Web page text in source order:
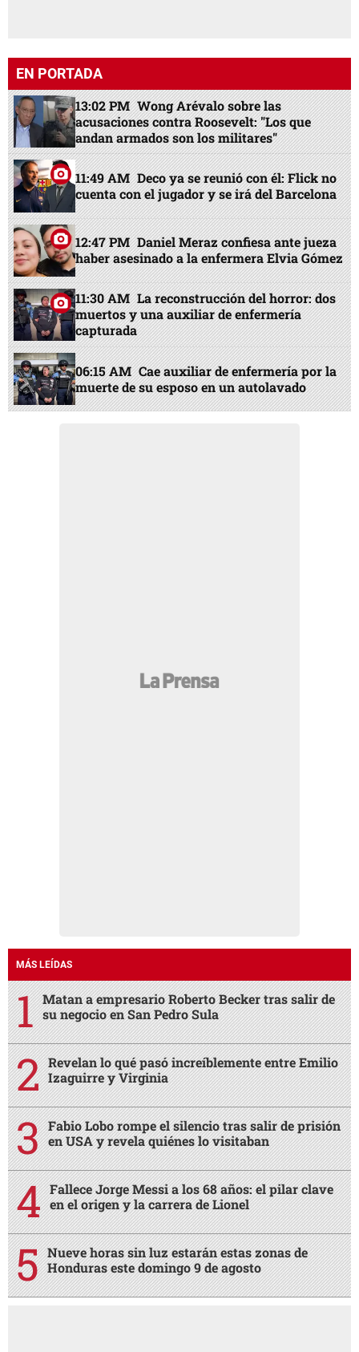
EN PORTADA
13:02 PM Wong Arévalo sobre las
acusaciones contra Roosevelt: "Los que
andan armados son los militares"
11:49 AM Deco ya se reunió con él: Flick no
cuenta con el jugador y se irá del Barcelona
12:47 PM Daniel Meraz confiesa ante jueza
haber asesinado a la enfermera Elvia Gómez
11:30 AM La reconstrucción del horror: dos
muertos y una auxiliar de enfermería
capturada
06:15 AM Cae auxiliar de enfermería por la
muerte de su esposo en un autolavado
MÁS LEÍDAS
Matan a empresario Roberto Becker tras salir de
su negocio en San Pedro Sula
Revelan lo qué pasó increíblemente entre Emilio
Izaguirre y Virginia
Fabio Lobo rompe el silencio tras salir de prisión
en USA y revela quiénes lo visitaban
Fallece Jorge Messi a los 68 años: el pilar clave
en el origen y la carrera de Lionel
Nueve horas sin luz estarán estas zonas de
Honduras este domingo 9 de agosto